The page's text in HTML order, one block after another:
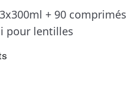
+ 90 comprimés
pour lentilles